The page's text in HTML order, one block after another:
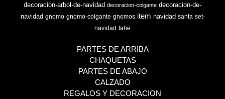
decoracion-arbol-de-navidad decoracion-colgante decoracion-de-
navidad gnomo gnomo-colgante gnomos item navidad santa set-
navidad tahe
PARTES DE ARRIBA
CHAQUETAS
PARTES DE ABAJO
CALZADO
REGALOS Y DECORACION